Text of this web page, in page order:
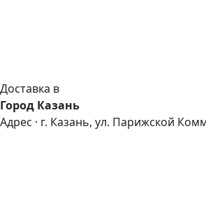
Доставка в
Город Казань
Адрес · г. Казань, ул. Парижской